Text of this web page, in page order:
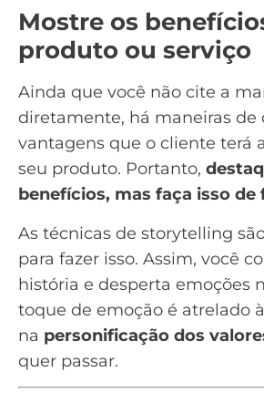
Mostre os
produto ou serviço
Ainda que você não cite a
diretamente, há maneiras de
vantagens que o cliente terá
seu produto. Portanto,
benefícios, mas faça isso
As técnicas de storytelling
para fazer isso. Assim, você
história e desperta emoções
toque de emoção é atrelado
na personificação dos
quer passar.